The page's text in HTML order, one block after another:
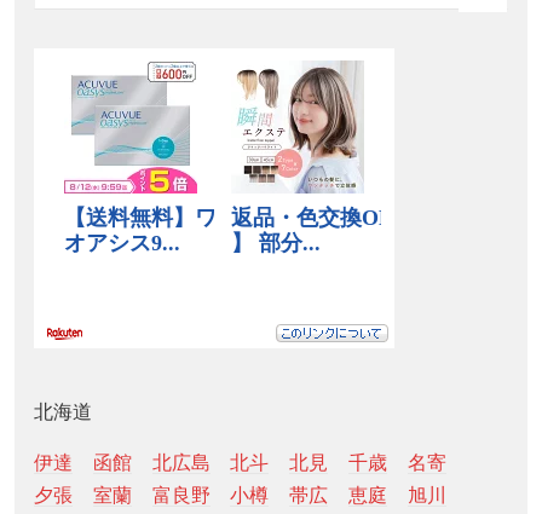
北海道
伊達 函館 北広島 北斗 北見 千歳
名寄
夕張
室蘭 富良野 小樽 帯広 恵庭
旭川